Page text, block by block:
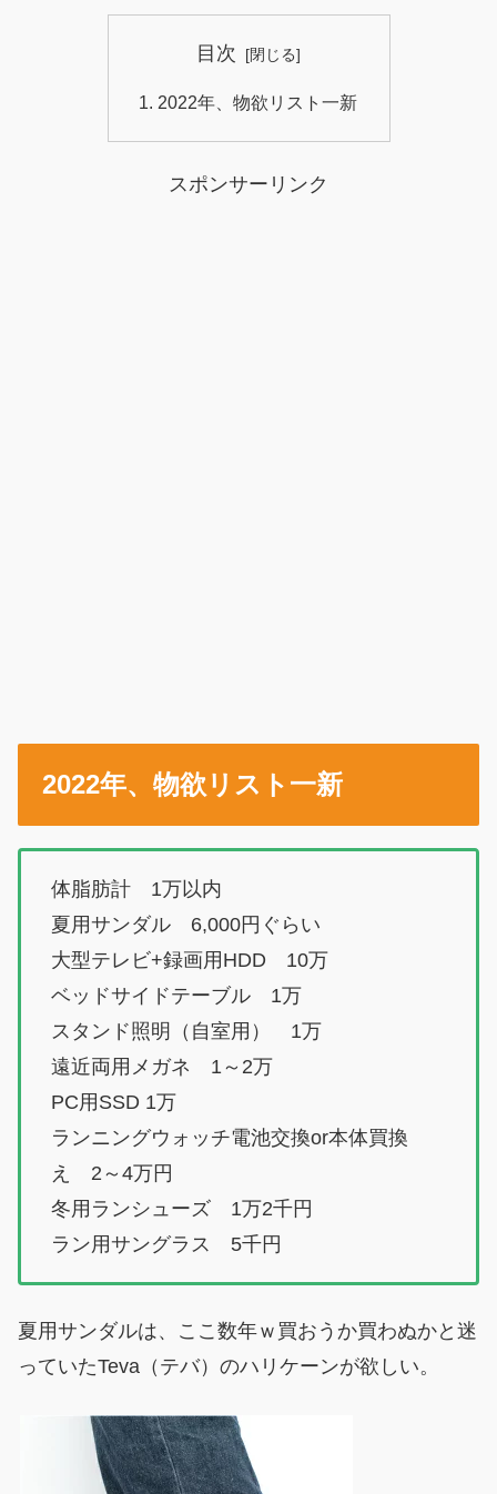
目次
2022年、物欲リスト一新
スポンサーリンク
2022年、物欲リスト一新
体脂肪計 1万以内
夏用サンダル 6,000円ぐらい
大型テレビ+録画用HDD 10万
ベッドサイドテーブル 1万
スタンド照明（自室用） 1万
遠近両用メガネ 1～2万
PC用SSD 1万
ランニングウォッチ電池交換or本体買換
え 2～4万円
冬用ランシューズ 1万2千円
ラン用サングラス 5千円
夏用サンダルは、ここ数年ｗ買おうか買わぬかと迷
っていたTeva（テバ）のハリケーンが欲しい。